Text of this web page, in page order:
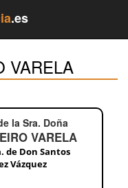
.es
VARELA
la Sra. Doña
VARELA
de Don Santos
Vázquez